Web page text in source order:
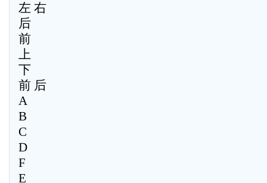
左 右
后
前
上
下
前 后
A
B
C
D
F
E